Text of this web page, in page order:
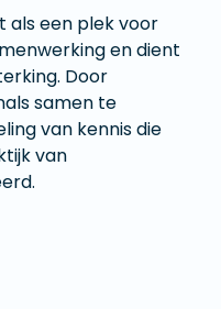
als een plek voor
en dient
Door
samen te
van kennis die
van